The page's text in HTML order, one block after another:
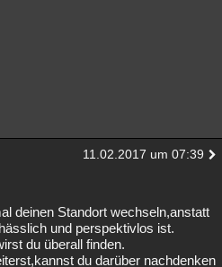
11.02.2017 um 07:39
deinen Standort wechseln,anstatt
und perspektivlos ist.
du überall finden.
du darüber nachdenken